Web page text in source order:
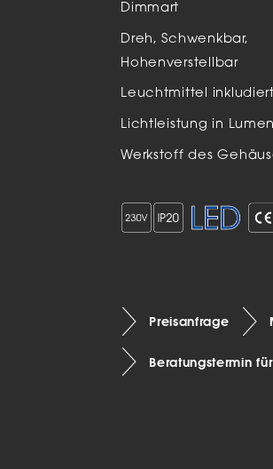
LED
Dimmart
Dreh, Schwenkbar,
Hohenverstellbar
Leuchtmittel inkludiert
Lichtleistung in Lumen
Werkstoff des
Preisanfrage
Beratungstermin